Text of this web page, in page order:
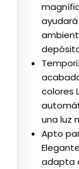
colores
una luz
Apto
adapta